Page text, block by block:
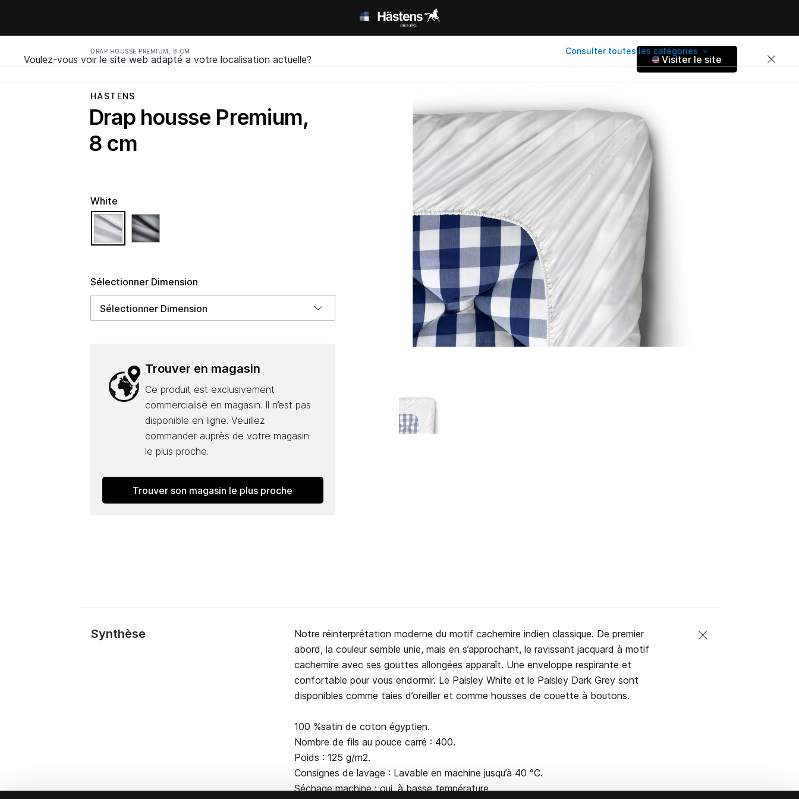
DRAP HOUSSE PREMIUM, 8 CM Consulter toutes les catégories
Voulez-vous voir le site web adapté a votre localisation actuelle? Visiter le site
HÄSTENS
Drap housse Premium,
8 cm
Sélectionner Dimension
White
selected
Trouver en magasin
Ce produit est exclusivement
commercialisé en magasin. Il n’est pas
disponible en ligne. Veuillez
commander auprès de votre magasin
le plus proche.
Trouver son magasin le plus proche
Synthèse
Notre réinterprétation moderne du motif cachemire indien classique. De premier
abord, la couleur semble unie, mais en s’approchant, le ravissant jacquard à motif
cachemire avec ses gouttes allongées apparaît. Une enveloppe respirante et
confortable pour vous endormir. Le Paisley White et le Paisley Dark Grey sont
disponibles comme taies d’oreiller et comme housses de couette à boutons.
100 %satin de coton égyptien.
Nombre de fils au pouce carré : 400.
Poids : 125 g/m2.
Consignes de lavage : Lavable en machine jusqu’à 40 °C.
Séchage machine : oui, à basse température.